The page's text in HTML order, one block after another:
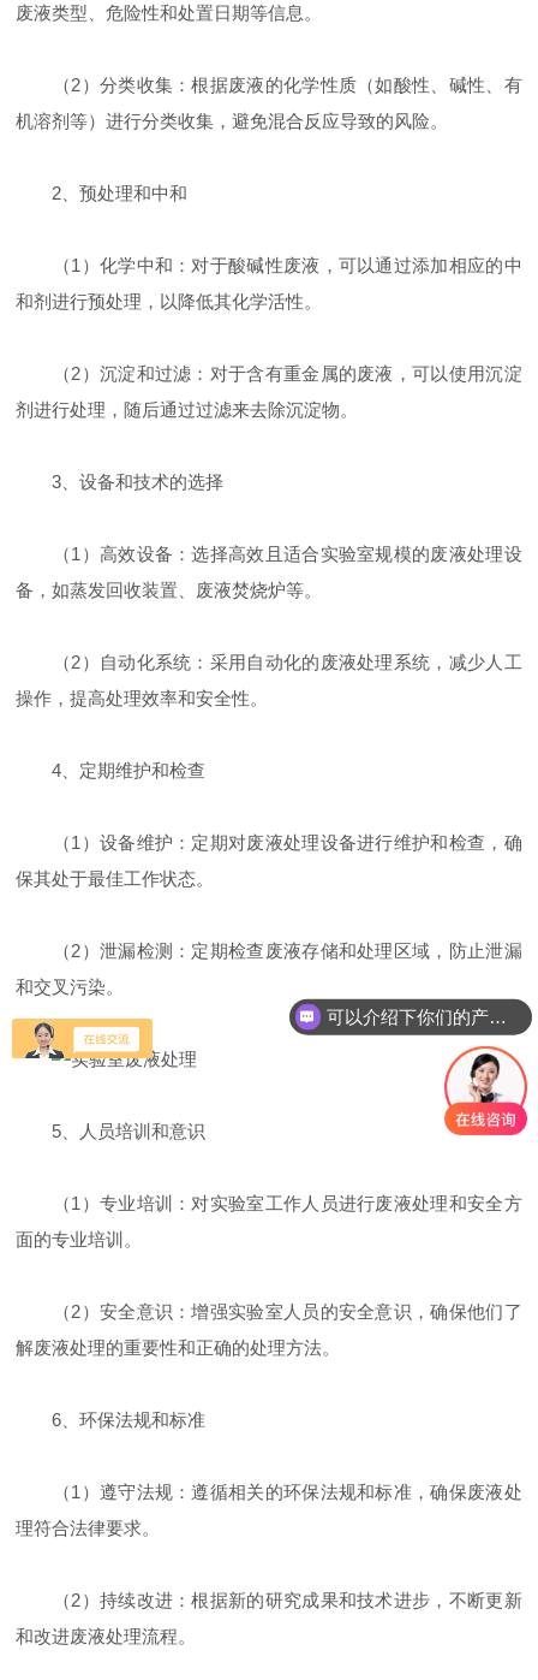
废液类型、危险性和处置日期等信息。
（2）分类收集：根据废液的化学性质（如酸性、碱性、有
机溶剂等）进行分类收集，避免混合反应导致的风险。
2、预处理和中和
（1）化学中和：对于酸碱性废液，可以通过添加相应的中
和剂进行预处理，以降低其化学活性。
（2）沉淀和过滤：对于含有重金属的废液，可以使用沉淀
剂进行处理，随后通过过滤来去除沉淀物。
3、设备和技术的选择
（1）高效设备：选择高效且适合实验室规模的废液处理设
备，如蒸发回收装置、废液焚烧炉等。
（2）自动化系统：采用自动化的废液处理系统，减少人工
操作，提高处理效率和安全性。
4、定期维护和检查
（1）设备维护：定期对废液处理设备进行维护和检查，确
保其处于最佳工作状态。
（2）泄漏检测：定期检查废液存储和处理区域，防止泄漏
和交叉污染。
5、人员培训和意识
（1）专业培训：对实验室工作人员进行废液处理和安全方
面的专业培训。
（2）安全意识：增强实验室人员的安全意识，确保他们了
解废液处理的重要性和正确的处理方法。
6、环保法规和标准
（1）遵守法规：遵循相关的环保法规和标准，确保废液处
理符合法律要求。
（2）持续改进：根据新的研究成果和技术进步，不断更新
和改进废液处理流程。
可以介绍下你们的产品么